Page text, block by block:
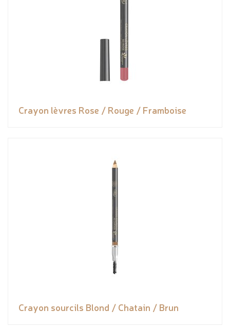
Crayon lèvres Rose / Rouge / Framboise
Crayon sourcils Blond / Chatain / Brun